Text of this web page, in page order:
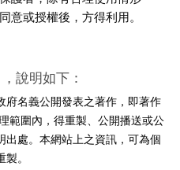
意或授權後，方得利用。
說明如下：
府名義公開發表之著作，即著作
範圍內，得重製、公開播送或公
出處。本網站上之資訊，可為個
。